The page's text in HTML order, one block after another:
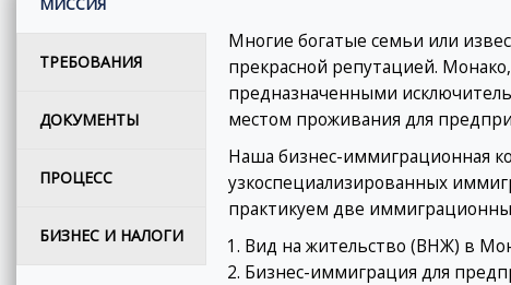
ТРЕБОВАНИЯ
ДОКУМЕНТЫ
ПРОЦЕСС
БИЗНЕС И НАЛОГИ
Многие богатые семьи или
прекрасной репутацией.
предназначенными
местом проживания для
Наша бизнес-иммиграционная
узкоспециализированных
практикуем две
Вид на жительство (ВНЖ) в
Бизнес-иммиграция для